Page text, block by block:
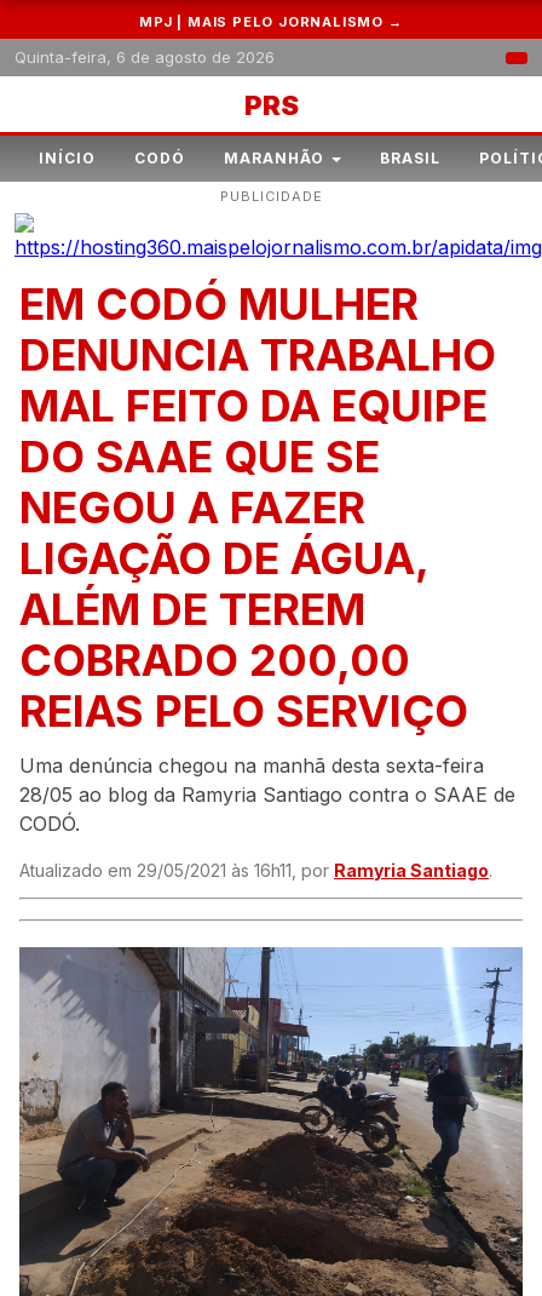
MPJ | MAIS PELO JORNALISMO →
Quinta-feira, 6 de agosto de 2026
PRS
INÍCIO CODÓ MARANHÃO BRASIL
PUBLICIDADE
EM CODÓ MULHER
DENUNCIA TRABALHO
MAL FEITO DA EQUIPE
DO SAAE QUE SE
NEGOU A FAZER
LIGAÇÃO DE ÁGUA,
ALÉM DE TEREM
COBRADO 200,00
REIAS PELO SERVIÇO
Uma denúncia chegou na manhã desta sexta-feira
28/05 ao blog da Ramyria Santiago contra o SAAE de
CODÓ.
Atualizado em 29/05/2021 às 16h11, por Ramyria Santiago.